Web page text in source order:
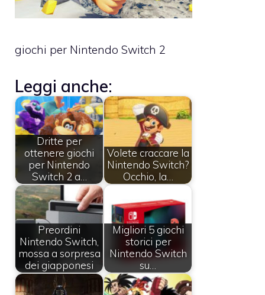
giochi per Nintendo Switch 2
Leggi anche:
Dritte per
ottenere giochi
per Nintendo
Switch 2 a…
Volete craccare la
Nintendo Switch?
Occhio, la…
Preordini
Nintendo Switch,
mossa a sorpresa
dei giapponesi
Migliori 5 giochi
storici per
Nintendo Switch
su…